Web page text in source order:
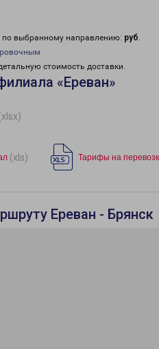
выбранному направлению: руб.
стоимость доставки.
«Ереван»
(xls) Тарифы на
Ереван - Брянск